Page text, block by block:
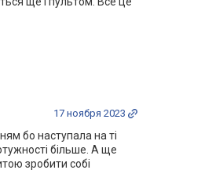
17 ноября 2023
бо наступала на ті
більше. А ще
зробити собі